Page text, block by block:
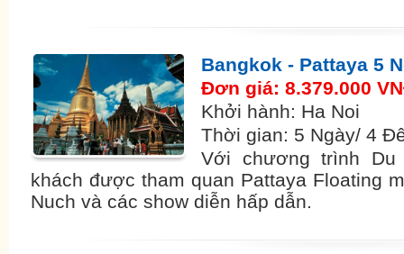
Bangkok - Pattaya 5
Đơn giá: 8.379.000
Khởi hành: Ha Noi
Thời gian: 5 Ngày/ 4
Với chương trình
khách được tham quan Pattaya Floating
Nuch và các show diễn hấp dẫn.